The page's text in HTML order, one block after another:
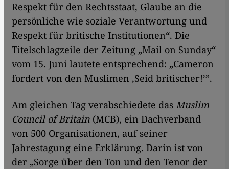
Respekt für den Rechtsstaat, Glaube an die
persönliche wie soziale Verantwortung und
Respekt für britische Institutionen“. Die
Titelschlagzeile der Zeitung „Mail on Sunday“
vom 15. Juni lautete entsprechend: „Cameron
fordert von den Muslimen ‚Seid britischer!’”.
Am gleichen Tag verabschiedete das Muslim
Council of Britain (MCB), ein Dachverband
von 500 Organisationen, auf seiner
Jahrestagung eine Erklärung. Darin ist von
der „Sorge über den Ton und den Tenor der